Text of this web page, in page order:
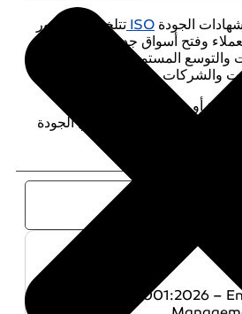
الجودة ISO تتلخص في أمور
وفتح أسواق جديدة محلية
والتوسع المستمر والتطوير المستمر
والشركات
أو مؤسسة كبرى، فإن
الاستثمار في شهادة ISO هو استثمار طويل الأمد في الجودة
ISO 14001:2026 –